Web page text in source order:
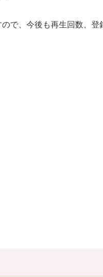
で、今後も再生回数、登